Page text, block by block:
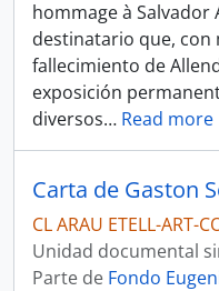
hommage à Salvador
destinatario que, con
fallecimiento de
exposición
diversos… Read more
CL ARAU ETELL-ART-
Unidad documental
Parte de Fondo